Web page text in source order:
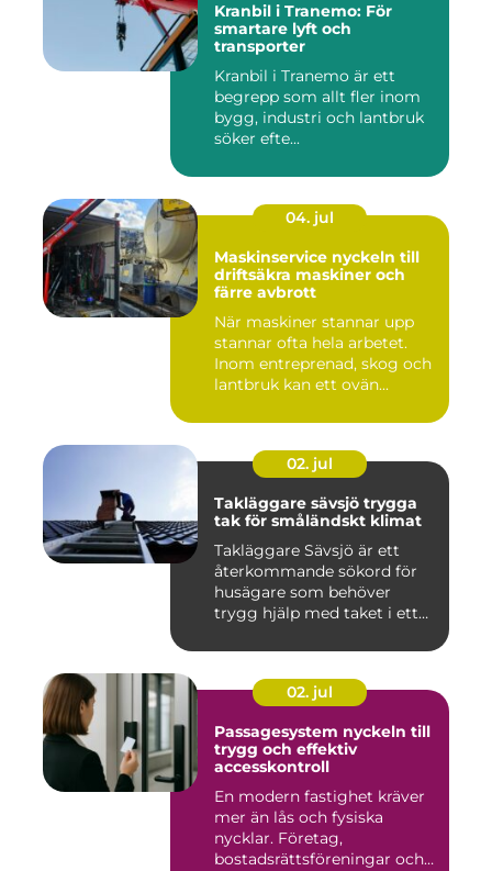
Kranbil i Tranemo: För
smartare lyft och
transporter
Kranbil i Tranemo är ett
begrepp som allt fler inom
bygg, industri och lantbruk
söker efte...
04. jul
Maskinservice nyckeln till
driftsäkra maskiner och
färre avbrott
När maskiner stannar upp
stannar ofta hela arbetet.
Inom entreprenad, skog och
lantbruk kan ett ovän...
02. jul
Takläggare sävsjö trygga
tak för småländskt klimat
Takläggare Sävsjö är ett
återkommande sökord för
husägare som behöver
trygg hjälp med taket i ett
02. jul
Passagesystem nyckeln till
trygg och effektiv
accesskontroll
En modern fastighet kräver
mer än lås och fysiska
nycklar. Företag,
bostadsrättsföreningar och